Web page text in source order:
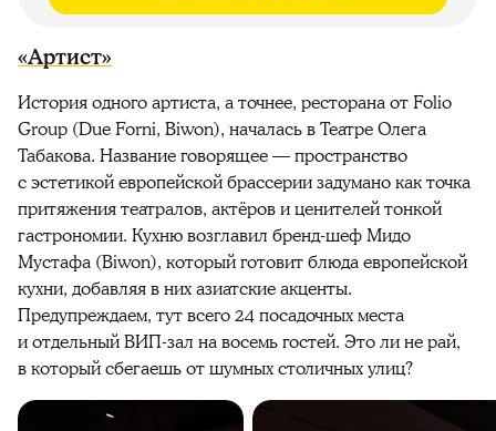
«Артист»
История одного артиста, а точнее, ресторана от Folio
Group (Due Forni, Biwon), началась в Театре Олега
Табакова. Название говорящее — пространство
с эстетикой европейской брассерии задумано как точка
притяжения театралов, актёров и ценителей тонкой
гастрономии. Кухню возглавил бренд-шеф Мидо
Мустафа (Biwon), который готовит блюда европейской
кухни, добавляя в них азиатские акценты.
Предупреждаем, тут всего 24 посадочных места
и отдельный ВИП-зал на восемь гостей. Это ли не рай,
в который сбегаешь от шумных столичных улиц?